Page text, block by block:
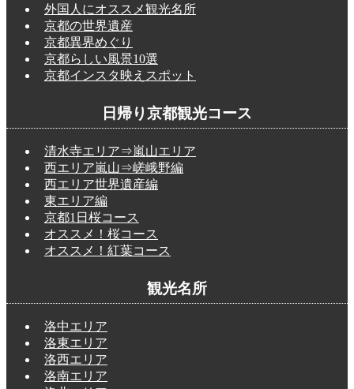
外国人にオススメ観光名所
京都の世界遺産
京都異界めぐり
京都らしい風景10選
京都インスタ映えスポット
日帰り京都観光コース
清水寺エリア⇒嵐山エリア
西エリア嵐山⇒嵯峨野編
西エリア世界遺産編
東エリア編
京都1日桜コース
オススメ！桜コース
オススメ！紅葉コース
観光名所
洛中エリア
洛東エリア
洛西エリア
洛南エリア